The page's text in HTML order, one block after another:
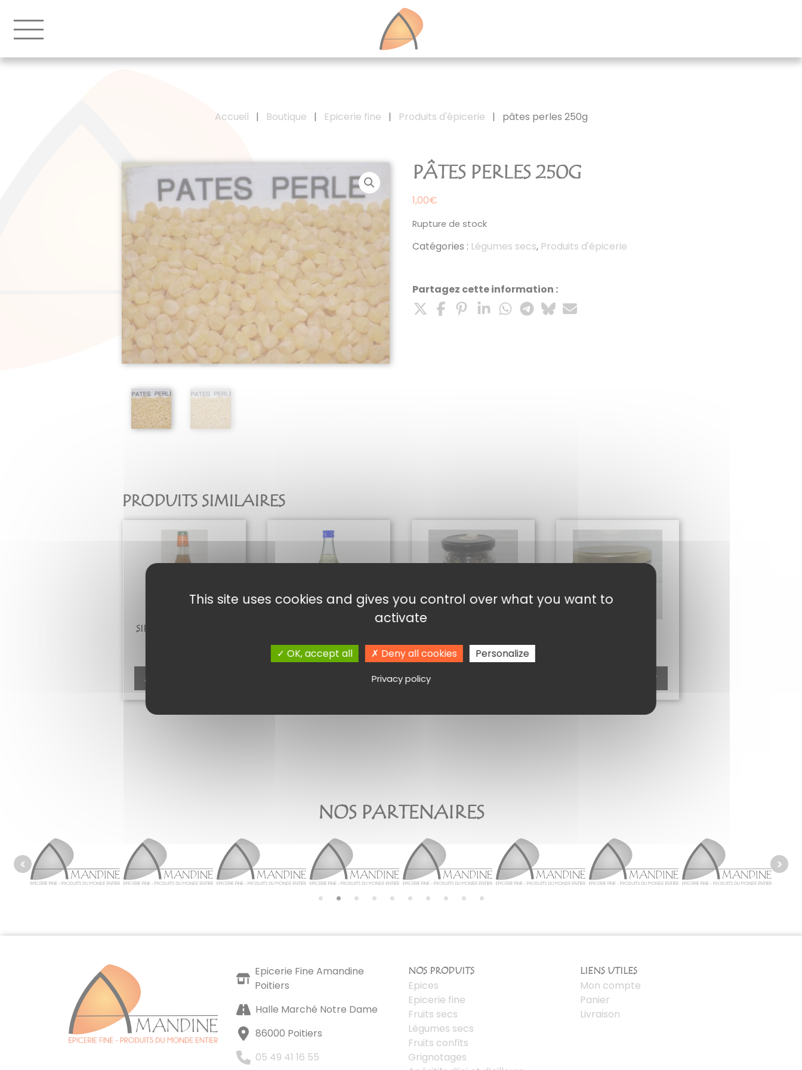
Accueil | Boutique | Epicerie fine | Produits d'épicerie | pâtes perles 250g
PÂTES PERLES 250G
1,00€
Rupture de stock
Catégories : Légumes secs, Produits d'épicerie
Partagez cette information :
PRODUITS SIMILAIRES
SIROP DE GINGEMBRE
Ajouter au panier
5,20€
5,00€
Ajouter au panier
NOS PARTENAIRES
Epicerie Fine Amandine
Poitiers
Halle Marché Notre Dame
86000 Poitiers
05 49 41 16 55
NOS PRODUITS
Epices
Epicerie fine
Fruits secs
Légumes secs
Fruits confits
Grignotages
LIENS UTILES
Mon compte
Panier
Livraison
This site uses cookies and gives you control over what you want to
activate
OK, accept all Deny all cookies Personalize
Privacy policy